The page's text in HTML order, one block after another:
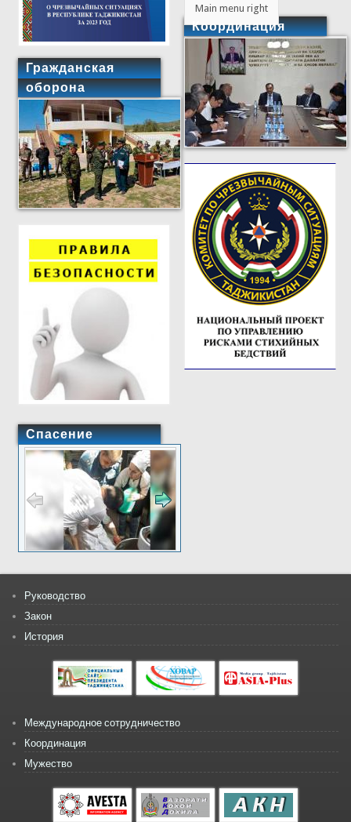
Гражданская
оборона
Спасение
Main menu right
Координация
Руководство
Закон
История
Международное сотрудничество
Координация
Мужество